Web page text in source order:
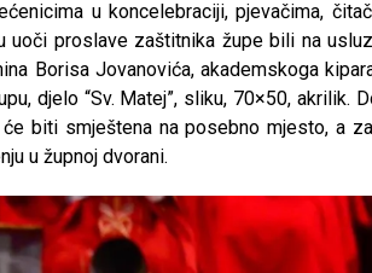
u koncelebraciji, pjevačima,
uoči proslave zaštitnika župe bili na
Borisa Jovanovića, akademskoga
djelo “Sv. Matej”, sliku, 70×50, akrilik.
biti smještena na posebno mjesto, a
u župnoj dvorani.